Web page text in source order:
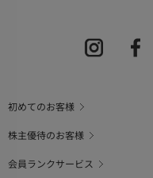
初めてのお客様
株主優待のお客様
会員ランクサービス